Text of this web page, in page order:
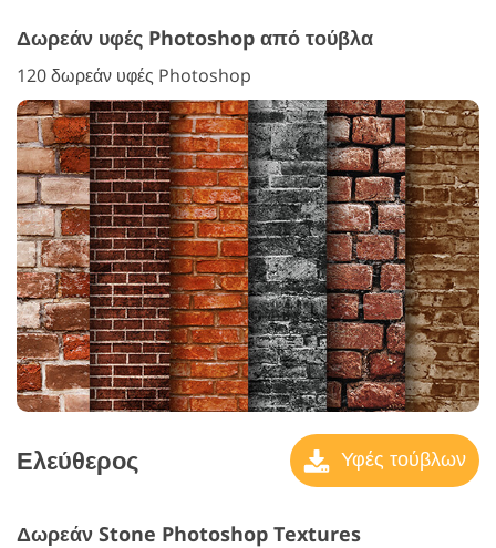
Δωρεάν υφές Photoshop από τούβλα
120 δωρεάν υφές Photoshop
Ελεύθερος Υφές τούβλων
Δωρεάν Stone Photoshop Textures